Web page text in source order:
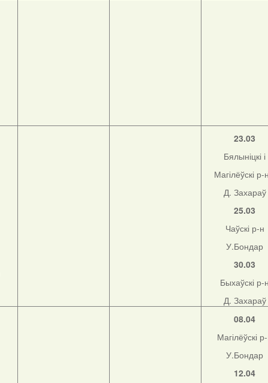
23.03
Бялыніцкі і
Магілёўскі
Д. Захараў
25.03
Чаўскі р-н
У.Бондар
30.03
Быхаўскі р-
Д. Захараў
08.04
Магілёўскі
У.Бондар
12.04